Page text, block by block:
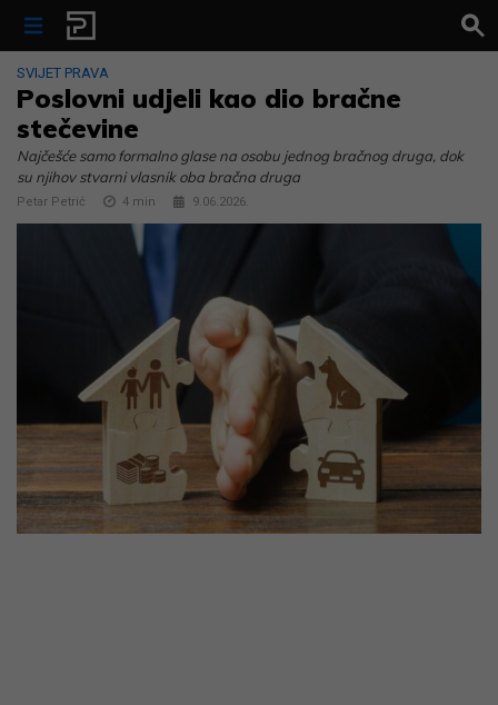
Skip to content
SVIJET PRAVA
Poslovni udjeli kao dio bračne
stečevine
Najčešće samo formalno glase na osobu jednog bračnog druga, dok
su njihov stvarni vlasnik oba bračna druga
Petar Petrić 4 min 9.06.2026.